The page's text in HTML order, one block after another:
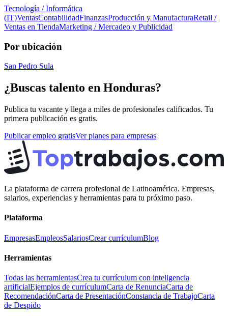
Tecnología / Informática
(IT)VentasContabilidadFinanzasProducción y ManufacturaRetail /
Ventas en TiendaMarketing / Mercadeo y Publicidad
Por ubicación
San Pedro Sula
¿Buscas talento en Honduras?
Publica tu vacante y llega a miles de profesionales calificados. Tu
primera publicación es gratis.
Publicar empleo gratisVer planes para empresas
La plataforma de carrera profesional de Latinoamérica. Empresas,
salarios, experiencias y herramientas para tu próximo paso.
Plataforma
EmpresasEmpleosSalariosCrear currículumBlog
Herramientas
Todas las herramientasCrea tu currículum con inteligencia
artificialEjemplos de currículumCarta de RenunciaCarta de
RecomendaciónCarta de PresentaciónConstancia de TrabajoCarta
de Despido